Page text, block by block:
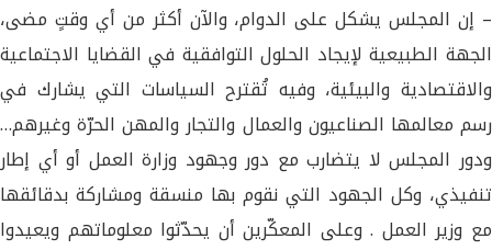
– إن المجلس يشكل على الدوام، والآن أكثر من أي وقتٍ مضى،
الجهة الطبيعية لإيجاد الحلول التوافقية في القضايا الاجتماعية
والاقتصادية والبيئية، وفيه تُقترح السياسات التي يشارك في
رسم معالمها الصناعيون والعمال والتجار والمهن الحرّة وغيرهم…
ودور المجلس لا يتضارب مع دور وجهود وزارة العمل أو أي إطار
تنفيذي، وكل الجهود التي نقوم بها منسقة ومشاركة بدقائقها
مع وزير العمل . وعلى المعكّرين أن يحدّثوا معلوماتهم ويعيدوا